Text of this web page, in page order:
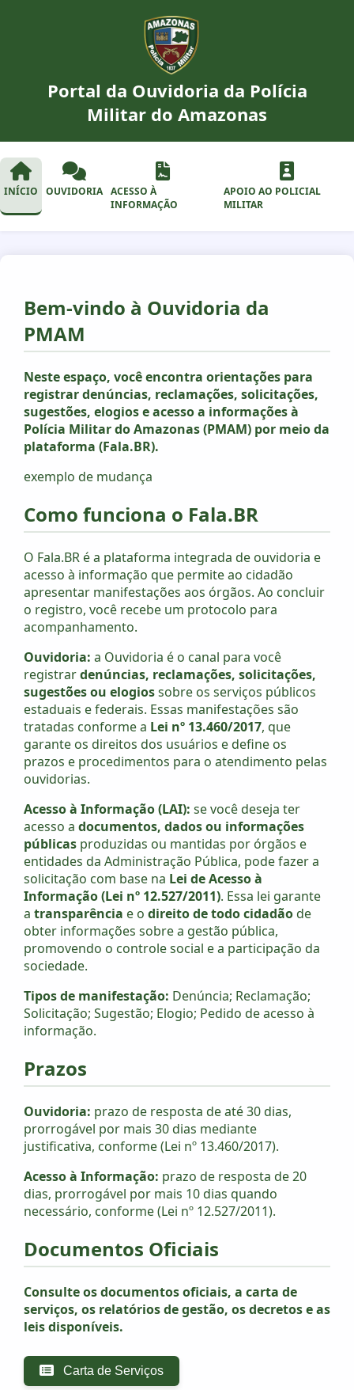
Portal da Ouvidoria da Polícia
Militar do Amazonas
INÍCIO OUVIDORIA ACESSO À
INFORMAÇÃO
APOIO AO POLICIAL
MILITAR
Bem-vindo à Ouvidoria da
PMAM
Neste espaço, você encontra orientações para
registrar denúncias, reclamações, solicitações,
sugestões, elogios e acesso a informações à
Polícia Militar do Amazonas (PMAM) por meio da
plataforma (Fala.BR).
exemplo de mudança
Como funciona o Fala.BR
O Fala.BR é a plataforma integrada de ouvidoria e
acesso à informação que permite ao cidadão
apresentar manifestações aos órgãos. Ao concluir
o registro, você recebe um protocolo para
acompanhamento.
Ouvidoria: a Ouvidoria é o canal para você
registrardenúncias, reclamações, solicitações,
sugestões ou elogiossobre os serviços públicos
estaduais e federais. Essas manifestações são
tratadas conforme a Lei nº 13.460/2017, que
garante os direitos dos usuários e define os
prazos e procedimentos para o atendimento pelas
ouvidorias.
Acesso à Informação (LAI): se você deseja ter
acesso a documentos, dados ou informações
públicas produzidas ou mantidas por órgãos e
entidades da Administração Pública, pode fazer a
solicitação com base na Lei de Acesso à
Informação (Lei nº 12.527/2011). Essa lei garante
a transparência e o direito de todo cidadãode
obter informações sobre a gestão pública,
promovendo o controle social e a participação da
sociedade.
Tipos de manifestação: Denúncia; Reclamação;
Solicitação; Sugestão; Elogio; Pedido de acesso à
informação.
Prazos
Ouvidoria: prazo de resposta de até 30 dias,
prorrogável por mais 30 dias mediante
justificativa, conforme (Lei nº 13.460/2017).
Acesso à Informação: prazo de resposta de 20
dias, prorrogável por mais 10 dias quando
necessário, conforme (Lei nº 12.527/2011).
Documentos Oficiais
Consulte os documentos oficiais, a carta de
serviços, os relatórios de gestão, os decretos e as
leis disponíveis.
Carta de Serviços